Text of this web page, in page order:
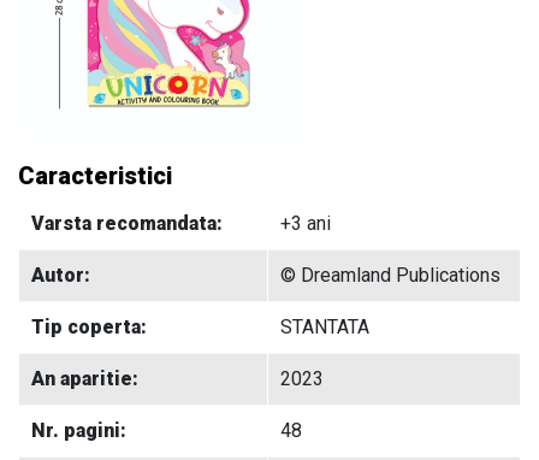
Caracteristici
Varsta recomandata: +3 ani
Autor: © Dreamland Publications
Tip coperta: STANTATA
An aparitie: 2023
Nr. pagini: 48